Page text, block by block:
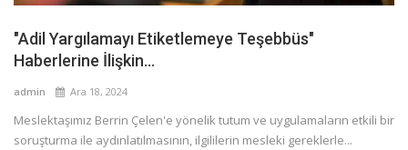
"Adil Yargılamayı Etiketlemeye Teşebbüs"
Haberlerine İlişkin...
admin Ara 18, 2024
Meslektaşımız Berrin Çelen'e yönelik tutum ve uygulamaların etkili bir
soruşturma ile aydınlatılmasının, ilgililerin mesleki gereklerle...